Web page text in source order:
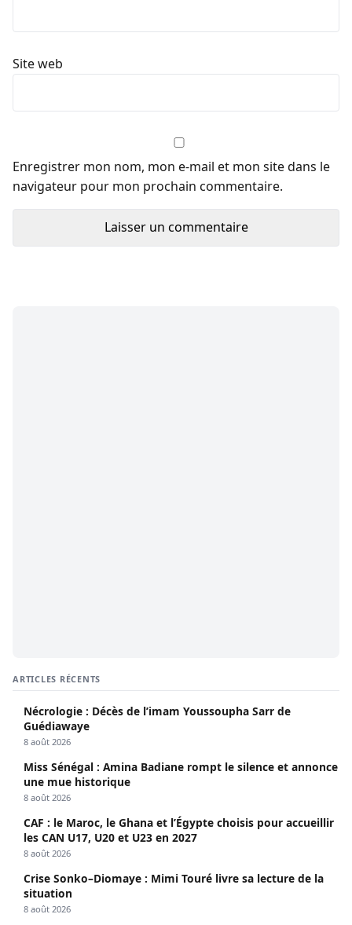
Site web
Enregistrer mon nom, mon e-mail et mon site dans le
navigateur pour mon prochain commentaire.
ARTICLES RÉCENTS
Nécrologie : Décès de l’imam Youssoupha Sarr de
Guédiawaye
8 août 2026
Miss Sénégal : Amina Badiane rompt le silence et annonce
une mue historique
8 août 2026
CAF : le Maroc, le Ghana et l’Égypte choisis pour accueillir
les CAN U17, U20 et U23 en 2027
8 août 2026
Crise Sonko–Diomaye : Mimi Touré livre sa lecture de la
situation
8 août 2026